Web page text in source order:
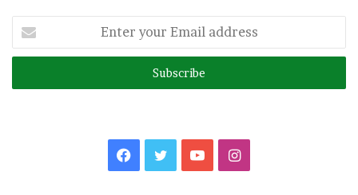
your
Email
Facebook
TwitterYouTubeInstagram